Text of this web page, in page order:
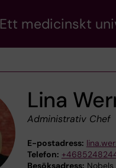
Ett medicinskt
Lina
Administrativ Chef
E-postadress:
Telefon:
Besöksadress: Nobels